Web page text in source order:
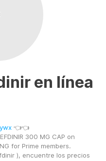
en línea
👈👈
300 MG CAP on
for Prime members.
), encuentre los precios